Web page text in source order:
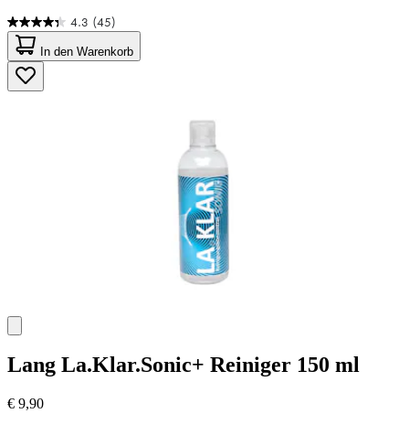
4.3 (45)
4.3
von
5
Sternen.
45
In den Warenkorb
Lang La.Klar.Sonic+ Reiniger 150 ml
€ 9,90